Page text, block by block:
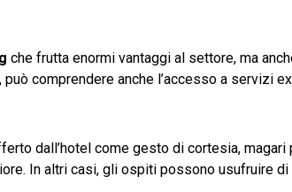
che frutta enormi vantaggi al settore, ma
può comprendere anche l’accesso a servizi
dall’hotel come gesto di cortesia,
In altri casi, gli ospiti possono usufruire di